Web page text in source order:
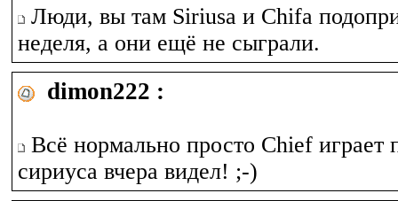
Люди, вы там Siriusa и Chifa
неделя, а они ещё не сыграли.
dimon222 :
Всё нормально просто Chief играет
сириуса вчера видел! ;-)